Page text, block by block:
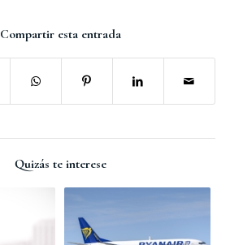
Compartir esta entrada
Quizás te interese